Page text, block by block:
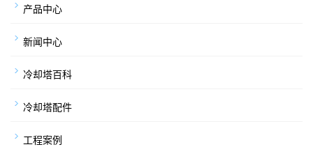
产品中心
新闻中心
冷却塔百科
冷却塔配件
工程案例